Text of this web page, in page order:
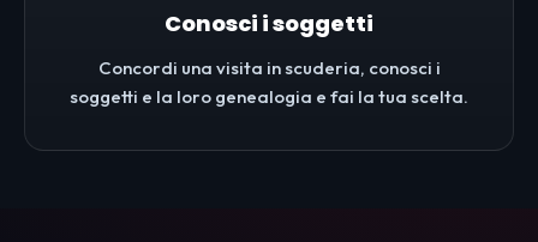
Conosci i soggetti
Concordi una visita in scuderia, conosci i
soggetti e la loro genealogia e fai la tua scelta.